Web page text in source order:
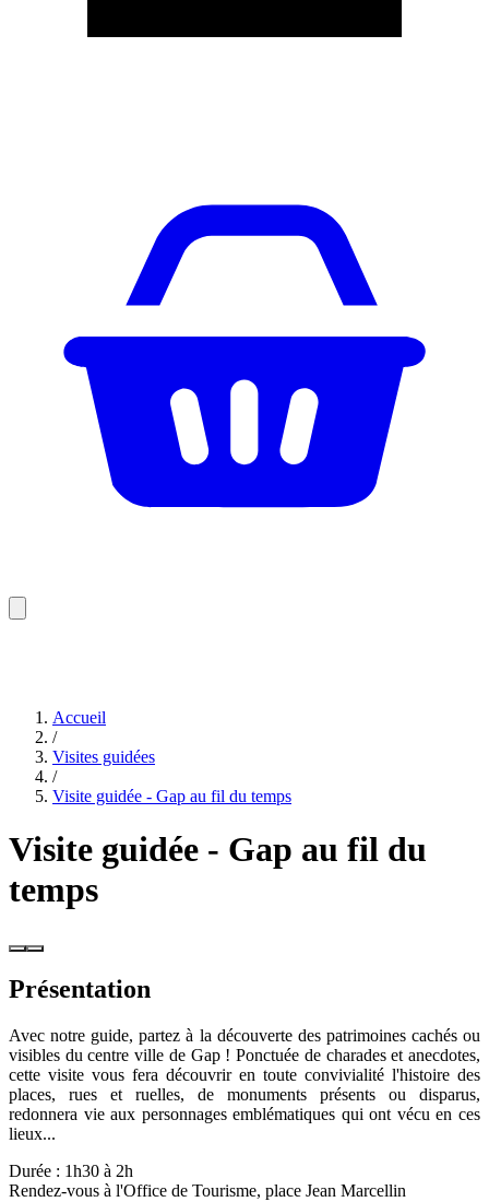
Accueil
/
Visites guidées
/
Visite guidée - Gap au fil du temps
Visite guidée - Gap au fil du
temps
Présentation
Avec notre guide, partez à la découverte des patrimoines cachés ou
visibles du centre ville de Gap ! Ponctuée de charades et anecdotes,
cette visite vous fera découvrir en toute convivialité l'histoire des
places, rues et ruelles, de monuments présents ou disparus,
redonnera vie aux personnages emblématiques qui ont vécu en ces
lieux...
Durée : 1h30 à 2h
Rendez-vous à l'Office de Tourisme, place Jean Marcellin